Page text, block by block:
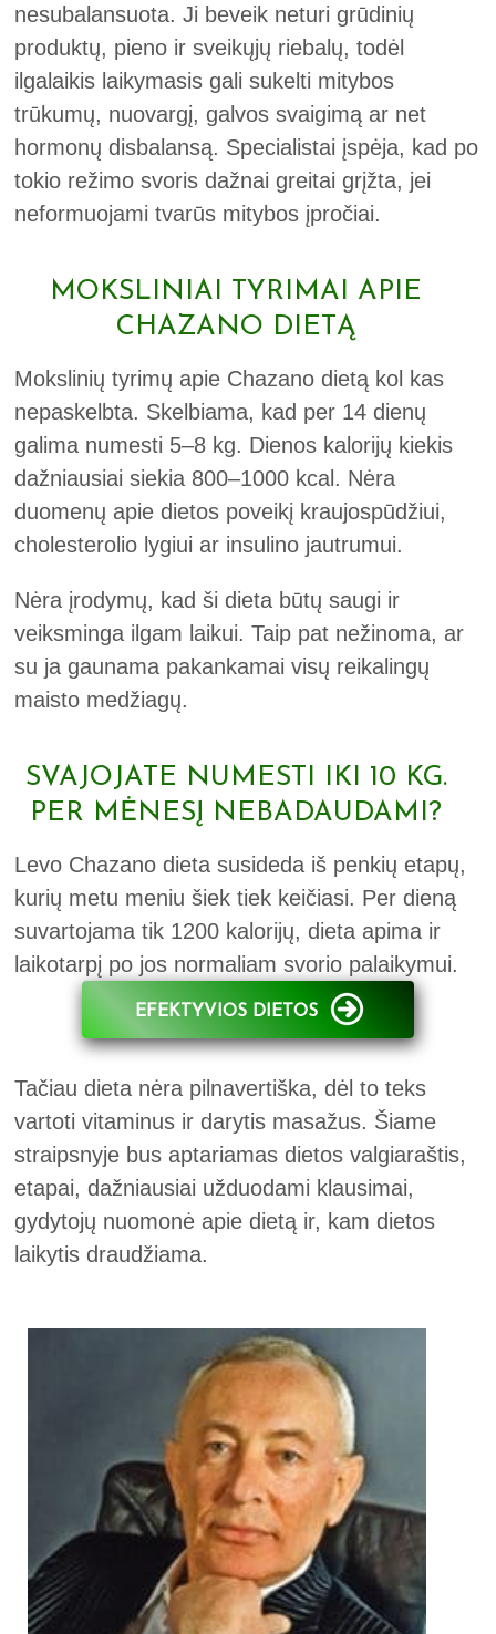
nesubalansuota. Ji beveik neturi grūdinių
produktų, pieno ir sveikųjų riebalų, todėl
ilgalaikis laikymasis gali sukelti mitybos
trūkumų, nuovargį, galvos svaigimą ar net
hormonų disbalansą. Specialistai įspėja, kad po
tokio režimo svoris dažnai greitai grįžta, jei
neformuojami tvarūs mitybos įpročiai.
MOKSLINIAI TYRIMAI APIE
CHAZANO DIETĄ
Mokslinių tyrimų apie Chazano dietą kol kas
nepaskelbta. Skelbiama, kad per 14 dienų
galima numesti 5–8 kg. Dienos kalorijų kiekis
dažniausiai siekia 800–1000 kcal. Nėra
duomenų apie dietos poveikį kraujospūdžiui,
cholesterolio lygiui ar insulino jautrumui.
Nėra įrodymų, kad ši dieta būtų saugi ir
veiksminga ilgam laikui. Taip pat nežinoma, ar
su ja gaunama pakankamai visų reikalingų
maisto medžiagų.
SVAJOJATE NUMESTI IKI 10 KG.
PER MĖNESĮ NEBADAUDAMI?
Levo Chazano dieta susideda iš penkių etapų,
kurių metu meniu šiek tiek keičiasi. Per dieną
suvartojama tik 1200 kalorijų, dieta apima ir
laikotarpį po jos normaliam svorio palaikymui.
EFEKTYVIOS DIETOS
Tačiau dieta nėra pilnavertiška, dėl to teks
vartoti vitaminus ir darytis masažus. Šiame
straipsnyje bus aptariamas dietos valgiaraštis,
etapai, dažniausiai užduodami klausimai,
gydytojų nuomonė apie dietą ir, kam dietos
laikytis draudžiama.